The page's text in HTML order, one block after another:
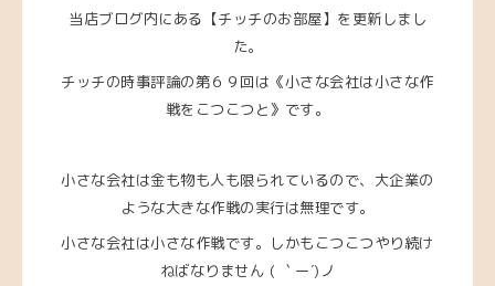
当店ブログ内にある【チッチのお部屋】を更新しまし
た。
チッチの時事評論の第６９回は 《小さな会社は小さな作
戦をこつこつと》です。
小さな会社は金も物も人も限られているので、大企業の
ような大きな作戦の実行は無理です。
小さな会社は小さな作戦です。しかもこつこつやり続け
ねばなりません ( ｀ー´)ノ